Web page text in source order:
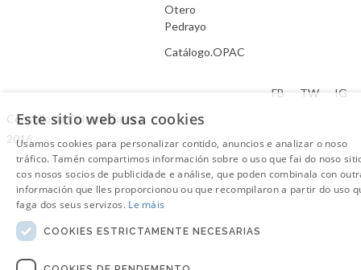
Otero
Pedrayo
Catálogo.OPAC
Consello da Cultura Galega.
2016
FB TW IG
Este sitio web usa cookies
Usamos cookies para personalizar contido, anuncios e analizar o noso
tráfico. Tamén compartimos información sobre o uso que fai do noso
cos nosos socios de publicidade e análise, que poden combinala con
información que lles proporcionou ou que recompilaron a partir do uso
faga dos seus servizos. Le máis
COOKIES ESTRICTAMENTE NECESARIAS